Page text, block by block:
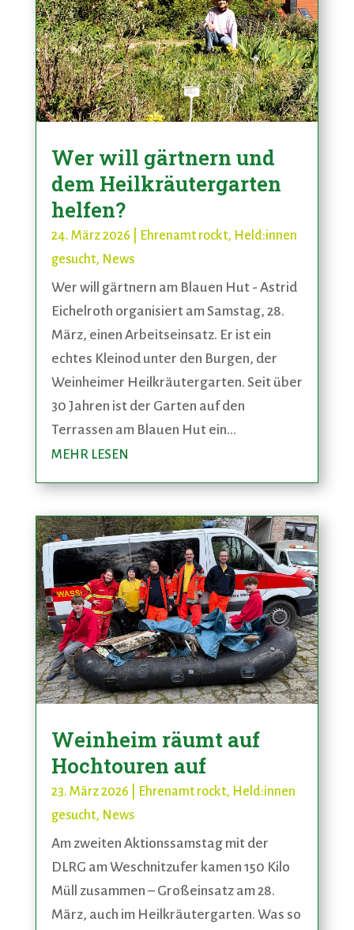
Wer will gärtnern und
dem Heilkräutergarten
helfen?
24. März 2026 Ehrenamt rockt, Held:innen
gesucht, News
Wer will gärtnern am Blauen Hut - Astrid
Eichelroth organisiert am Samstag, 28.
März, einen Arbeitseinsatz. Er ist ein
echtes Kleinod unter den Burgen, der
Weinheimer Heilkräutergarten. Seit über
30 Jahren ist der Garten auf den
Terrassen am Blauen Hut ein...
MEHR LESEN
Weinheim räumt auf
Hochtouren auf
23. März 2026 Ehrenamt rockt, Held:innen
gesucht, News
Am zweiten Aktionssamstag mit der
DLRG am Weschnitzufer kamen 150 Kilo
Müll zusammen – Großeinsatz am 28.
März, auch im Heilkräutergarten. Was so